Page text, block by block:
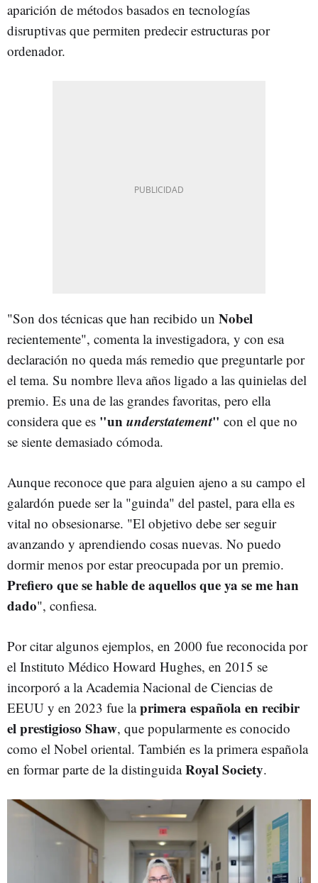
aparición de métodos basados en tecnologías
disruptivas que permiten predecir estructuras por
ordenador.
"Son dos técnicas que han recibido un Nobel
recientemente", comenta la investigadora, y con esa
declaración no queda más remedio que preguntarle por
el tema. Su nombre lleva años ligado a las quinielas del
premio. Es una de las grandes favoritas, pero ella
considera que es "ununderstatement" con el que no
se siente demasiado cómoda.
Aunque reconoce que para alguien ajeno a su campo el
galardón puede ser la "guinda" del pastel, para ella es
vital no obsesionarse. "El objetivo debe ser seguir
avanzando y aprendiendo cosas nuevas. No puedo
dormir menos por estar preocupada por un premio.
Prefiero que se hable de aquellos que ya se me han
dado", confiesa.
Por citar algunos ejemplos, en 2000 fue reconocida por
el Instituto Médico Howard Hughes, en 2015 se
incorporó a la Academia Nacional de Ciencias de
EEUU y en 2023 fue la primera española en recibir
el prestigioso Shaw, que popularmente es conocido
como el Nobel oriental. También es la primera española
en formar parte de la distinguida Royal Society.